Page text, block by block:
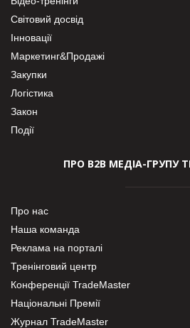
Світовий досвід
Інновації
Маркетинг&Продажі
Закупки
Логістика
Закон
Події
ПРО В2В МЕДІА-ГРУПУ
Про нас
Наша команда
Реклама на порталі
Тренінговий центр
Конференції TradeMaster
Національні Премії
Журнал TradeMaster